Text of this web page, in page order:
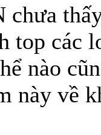
top các
nào
này về